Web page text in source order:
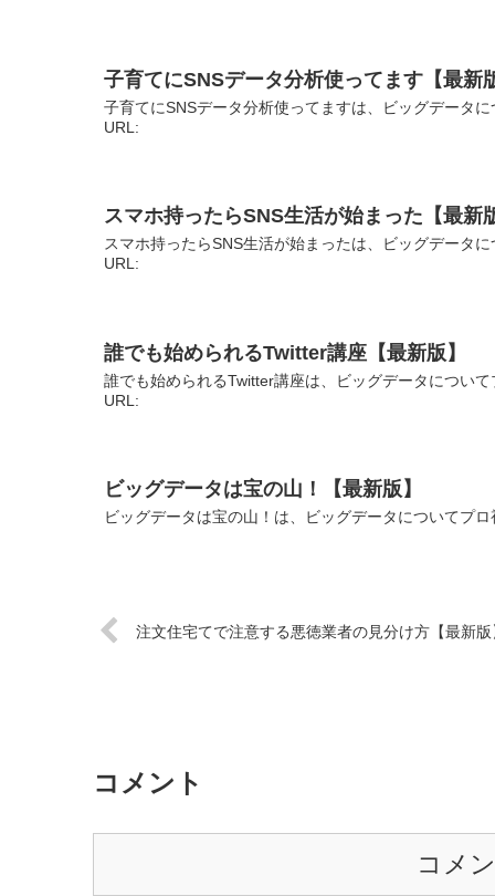
子育てにSNSデータ分析使ってます【最新
子育てにSNSデータ分析使ってますは、ビッグデータ
URL:
スマホ持ったらSNS生活が始まった【最新
スマホ持ったらSNS生活が始まったは、ビッグデータ
URL:
誰でも始められるTwitter講座【最新版】
誰でも始められるTwitter講座は、ビッグデータについ
URL:
ビッグデータは宝の山！【最新版】
ビッグデータは宝の山！は、ビッグデータについてプ
注文住宅てで注意する悪徳業者の見分け方【最新版
コメント
コメ